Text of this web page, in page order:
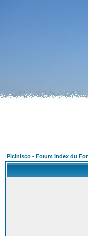
Picinisco - Forum Index du